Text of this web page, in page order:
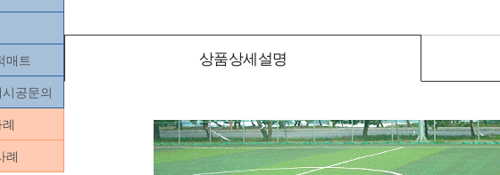
매트
공문의
례
상품상세설명